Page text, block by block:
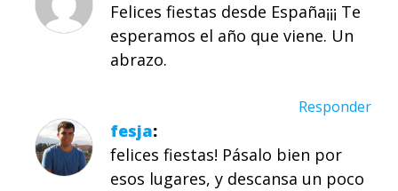
Felices fiestas desde España¡¡¡ Te
esperamos el año que viene. Un
abrazo.
Responder
fesja
felices fiestas! Pásalo bien por
esos lugares, y descansa un poco